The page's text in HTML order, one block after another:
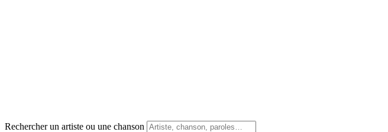
Rechercher un artiste ou une chanson